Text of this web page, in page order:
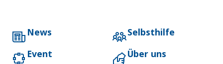
News
Selbsthilfe
Event
Über uns